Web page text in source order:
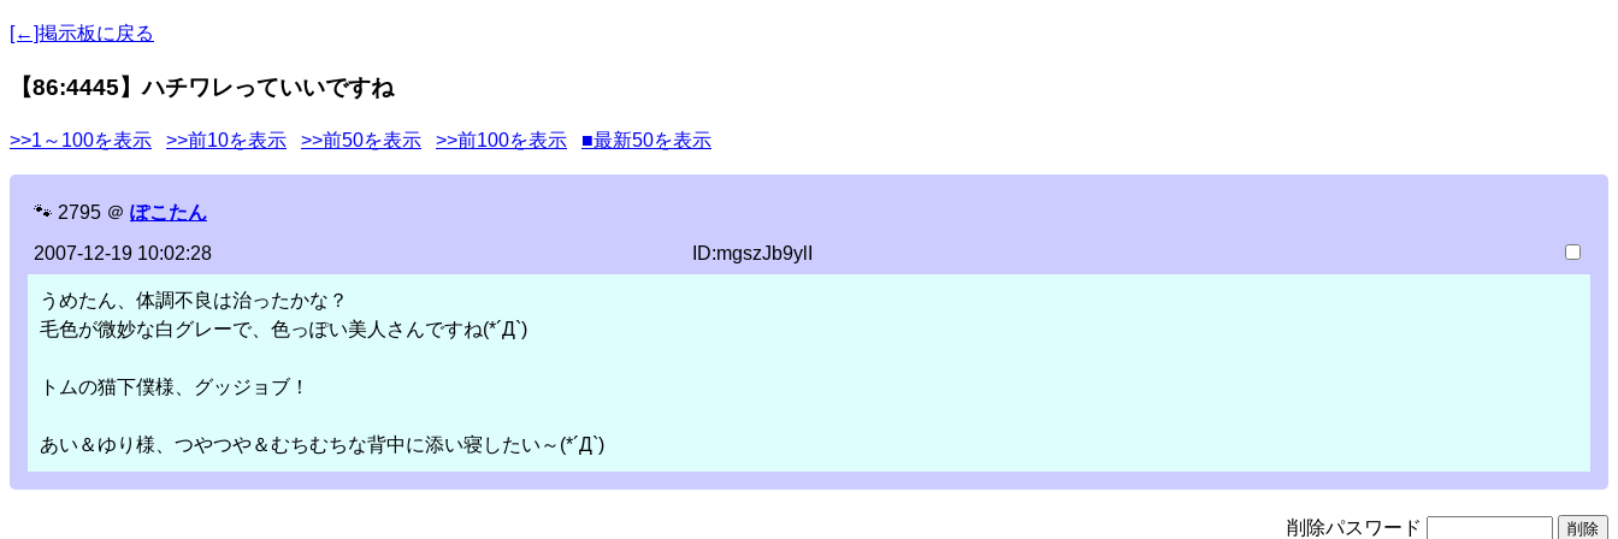
[←]掲示板に戻る
【86:4445】ハチワレっていいですね
>>1～100を表示 >>前10を表示 >>前50を表示 >>前100を表示 ■最新50を表示
🐾 2795 ＠ ぽこたん
2007-12-19 10:02:28
ID:mgszJb9ylI
うめたん、体調不良は治ったかな？
毛色が微妙な白グレーで、色っぽい美人さんですね(*´Д`)
トムの猫下僕様、グッジョブ！
あい＆ゆり様、つやつや＆むちむちな背中に添い寝したい～(*´Д`)
削除パスワード